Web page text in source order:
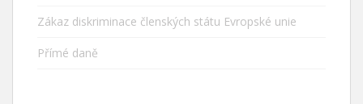
Zákaz diskriminace členských státu Evropské unie
Přímé daně